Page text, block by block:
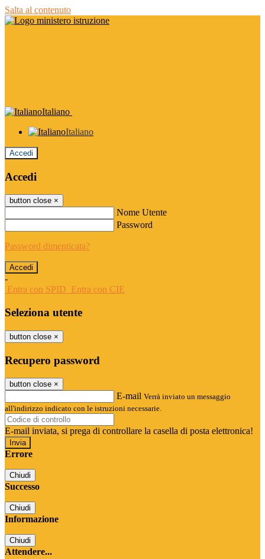
Salta al contenuto
Italiano
Italiano
Accedi
Accedi
button close ×
Nome Utente
Password
Password dimenticata?
-
Entra con SPID Entra con CIE
Seleziona utente
button close ×
Recupero password
button close ×
E-mail Verrà inviato un messaggio
all'indirizzo indicato con le istruzioni necessarie.
E-mail inviata, si prega di controllare la casella di posta elettronica!
Errore
Chiudi
Successo
Chiudi
Informazione
Chiudi
Attendere...